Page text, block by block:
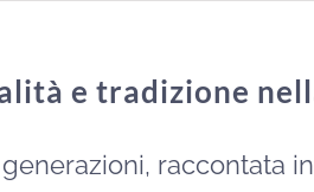
e tradizione
generazioni, raccontata